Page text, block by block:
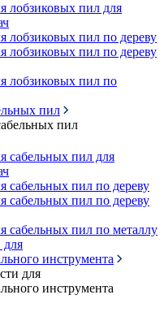
лобзиковых пил для
лобзиковых пил по дереву
лобзиковых пил по дереву
лобзиковых пил по
пил
пил
сабельных пил для
сабельных пил по дереву
сабельных пил по дереву
сабельных пил по металлу
инструмента
для
инструмента